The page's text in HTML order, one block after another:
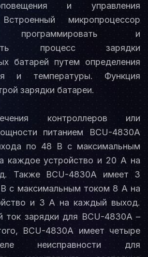
и управления
микропроцессор
программировать и
процесс зарядки
батарей путем определения
и температуры. Функция
зарядки батареи.
контроллеров или
питанием BCU-4830A
по 48 В с максимальным
каждое устройство и 20 А на
Также BCU-4830A имеет 3
с максимальным током 8 А на
и 3 А на каждый выход.
ток зарядки для BCU-4830A –
BCU-4830A имеет четыре
неисправности для